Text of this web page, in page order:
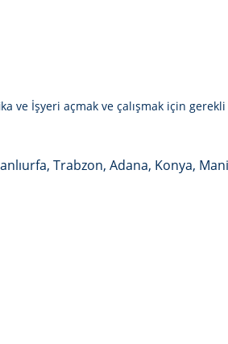
ve İşyeri açmak ve çalışmak için gerekli
Trabzon, Adana, Konya,